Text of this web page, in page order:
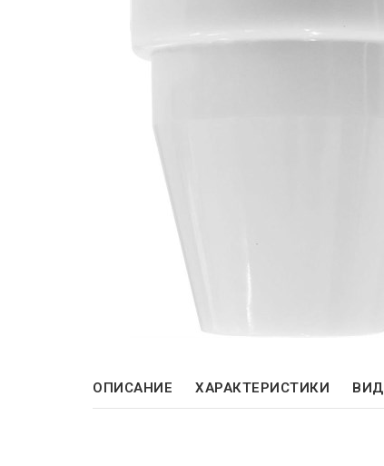
ОПИСАНИЕ ХАРАКТЕРИСТИКИ